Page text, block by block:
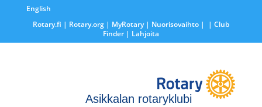
English
Rotary.fi | Rotary.org| MyRotary | Nuorisovaihto|
| Club
Finder| Lahjoita
Asikkalan rotaryklubi